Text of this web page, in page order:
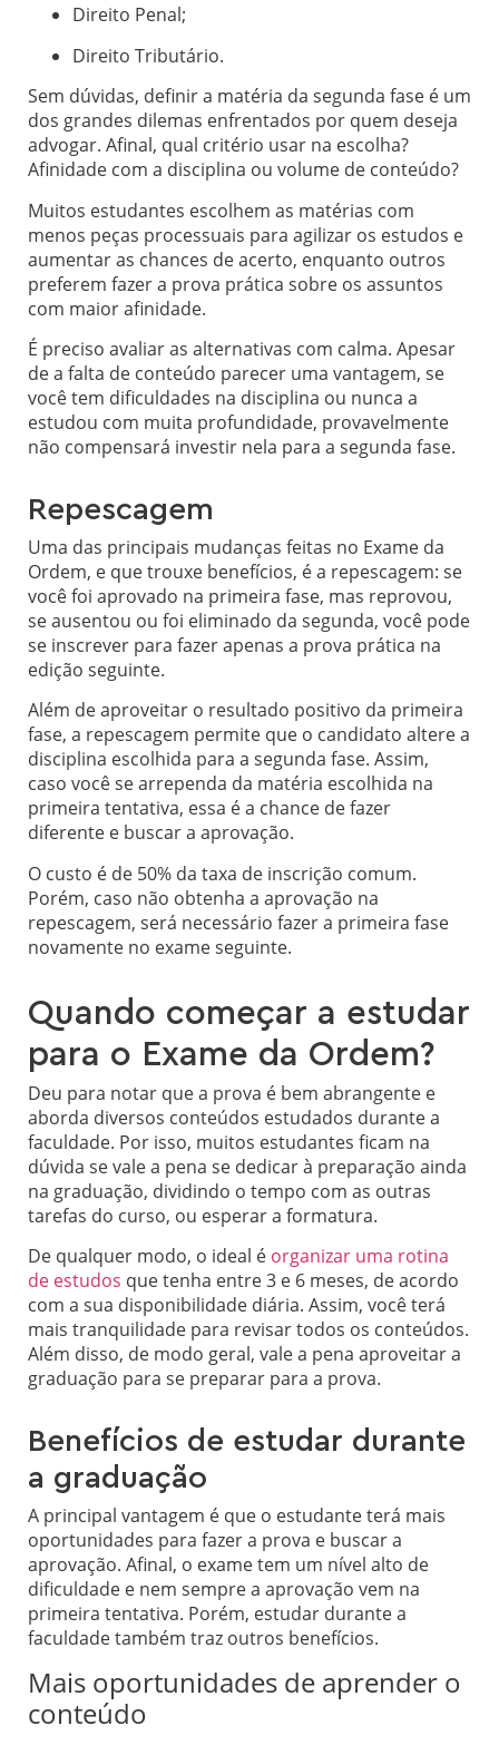
Direito Penal;
Direito Tributário.
Sem dúvidas, definir a matéria da segunda fase é um
dos grandes dilemas enfrentados por quem deseja
advogar. Afinal, qual critério usar na escolha?
Afinidade com a disciplina ou volume de conteúdo?
Muitos estudantes escolhem as matérias com
menos peças processuais para agilizar os estudos e
aumentar as chances de acerto, enquanto outros
preferem fazer a prova prática sobre os assuntos
com maior afinidade.
É preciso avaliar as alternativas com calma. Apesar
de a falta de conteúdo parecer uma vantagem, se
você tem dificuldades na disciplina ou nunca a
estudou com muita profundidade, provavelmente
não compensará investir nela para a segunda fase.
Repescagem
Uma das principais mudanças feitas no Exame da
Ordem, e que trouxe benefícios, é a repescagem: se
você foi aprovado na primeira fase, mas reprovou,
se ausentou ou foi eliminado da segunda, você pode
se inscrever para fazer apenas a prova prática na
edição seguinte.
Além de aproveitar o resultado positivo da primeira
fase, a repescagem permite que o candidato altere a
disciplina escolhida para a segunda fase. Assim,
caso você se arrependa da matéria escolhida na
primeira tentativa, essa é a chance de fazer
diferente e buscar a aprovação.
O custo é de 50% da taxa de inscrição comum.
Porém, caso não obtenha a aprovação na
repescagem, será necessário fazer a primeira fase
novamente no exame seguinte.
Quando começar a estudar
para o Exame da Ordem?
Deu para notar que a prova é bem abrangente e
aborda diversos conteúdos estudados durante a
faculdade. Por isso, muitos estudantes ficam na
dúvida se vale a pena se dedicar à preparação ainda
na graduação, dividindo o tempo com as outras
tarefas do curso, ou esperar a formatura.
De qualquer modo, o ideal é organizar uma rotina
de estudos que tenha entre 3 e 6 meses, de acordo
com a sua disponibilidade diária. Assim, você terá
mais tranquilidade para revisar todos os conteúdos.
Além disso, de modo geral, vale a pena aproveitar a
graduação para se preparar para a prova.
Benefícios de estudar durante
a graduação
A principal vantagem é que o estudante terá mais
oportunidades para fazer a prova e buscar a
aprovação. Afinal, o exame tem um nível alto de
dificuldade e nem sempre a aprovação vem na
primeira tentativa. Porém, estudar durante a
faculdade também traz outros benefícios.
Mais oportunidades de aprender o
conteúdo